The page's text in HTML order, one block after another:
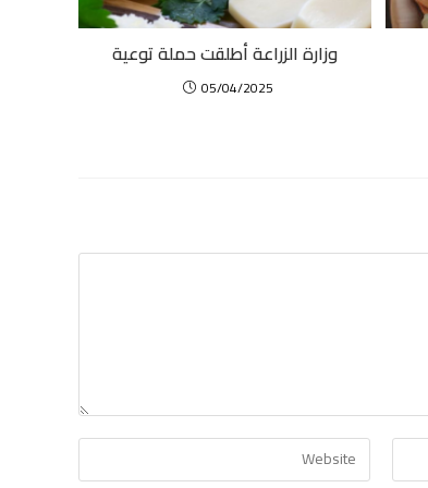
وزارة الزراعة أطلقت حملة توعية
05/04/2025